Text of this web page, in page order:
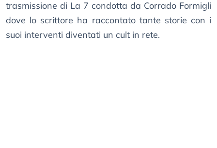
trasmissione di La 7 condotta da Corrado Formigli
dove lo scrittore ha raccontato tante storie con i
suoi interventi diventati un cult in rete.